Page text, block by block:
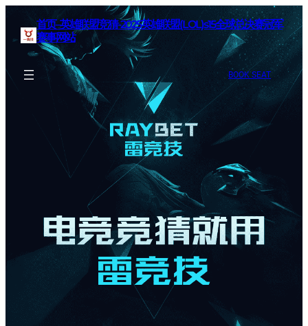
首页–英雄联盟竞猜-2025英雄联盟(LOL)s15全球总决赛冠军
赛事网站
BOOK SEAT